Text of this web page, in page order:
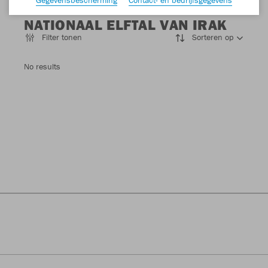
NATIONAAL ELFTAL VAN IRAK
Filter tonen Sorteren op
No results